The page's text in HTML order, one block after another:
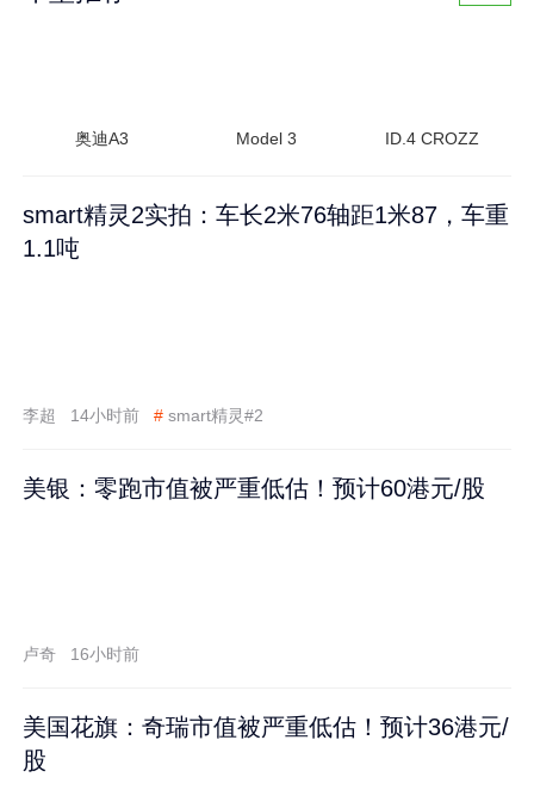
奥迪A3 Model 3 ID.4 CROZZ
smart精灵2实拍：车长2米76轴距1米87，车重
1.1吨
李超 14小时前 # smart精灵#2
美银：零跑市值被严重低估！预计60港元/股
卢奇 16小时前
美国花旗：奇瑞市值被严重低估！预计36港元/
股